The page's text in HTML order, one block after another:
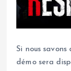
Si nous savons
démo sera